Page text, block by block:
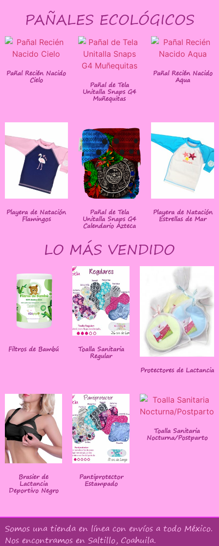
PAÑALES ECOLÓGICOS
Pañal Recién Nacido
Cielo Pañal de Tela
Unitalla Snaps G4
Muñequitas
Pañal Recién Nacido
Aqua
Playera de Natación
Flamingos
Pañal de Tela
Unitalla Snaps G4
Calendario Azteca
Playera de Natación
Estrellas de Mar
LO MÁS VENDIDO
Filtros de Bambú Toalla Sanitaria
Regular
Protectores de Lactancia
Brasier de
Lactancia
Deportivo Negro
Pantiprotector
Estampado
Toalla Sanitaria
Nocturna/Postparto
Somos una tienda en línea con envíos a todo México.
Nos encontramos en Saltillo, Coahuila.